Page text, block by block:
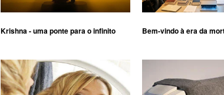
Krishna - uma ponte para o infinito Bem-vindo à era da